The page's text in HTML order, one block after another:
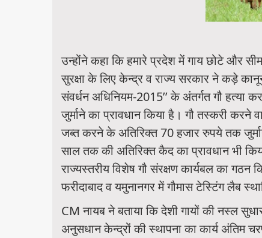
उन्होंने कहा कि हमारे प्रदेश में गाय छोटे और
सुरक्षा के लिए केन्द्र व राज्य सरकार ने कड़े
संवर्धन अधिनियम-2015’’ के अंतर्गत गौ हत्या
जुर्माने का प्रावधान किया है। गौ तस्करी
जब्त करने के अतिरिक्त 70 हजार रुपये तक
साल तक की अतिरिक्त कैद का प्रावधान भी
राज्यस्तरीय विशेष गौ संरक्षण कार्यबल का गठन
फरीदाबाद व यमुनानगर में गौमास टेस्टिंग लैब
CM नायब ने बताया कि देशी गायों की नस्ल
अनुसधान केन्द्रों की स्थापना का कार्य